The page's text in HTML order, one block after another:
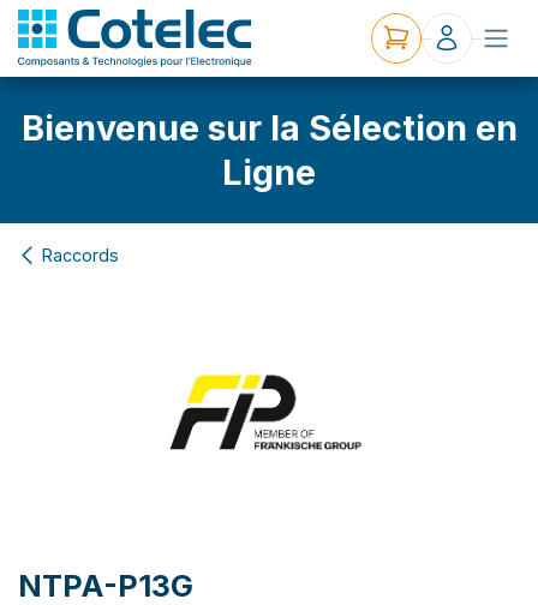
Bienvenue sur la Sélection en
Ligne
Raccords
NTPA-P13G